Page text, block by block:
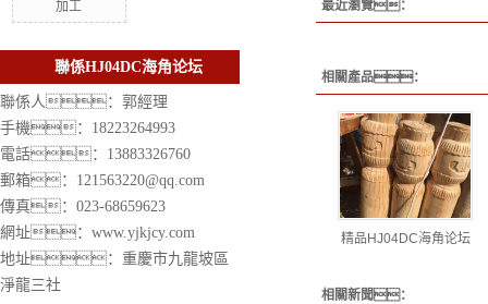
加工
聯係HJ04DC海角论坛
聯係人：郭經理
手機：18223264993
電話：13883326760
郵箱：121563220@qq.com
傳真：023-68659623
網址： www.yjkjcy.com
地址：重慶市九龍坡區
淨龍三社
最近瀏覽：
相關產品：
精品HJ04DC海角论坛
相關新聞：